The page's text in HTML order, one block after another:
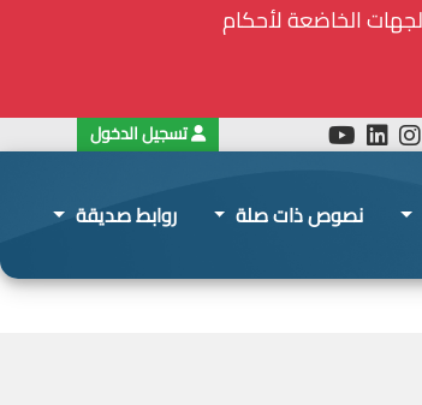
تسجيل الدخول
نصوص ذات صلة روابط صديقة